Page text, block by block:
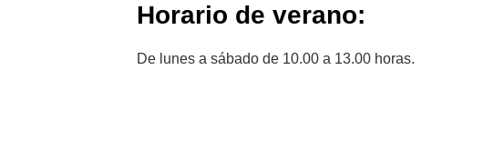
Horario de verano:
De lunes a sábado de 10.00 a 13.00 horas.